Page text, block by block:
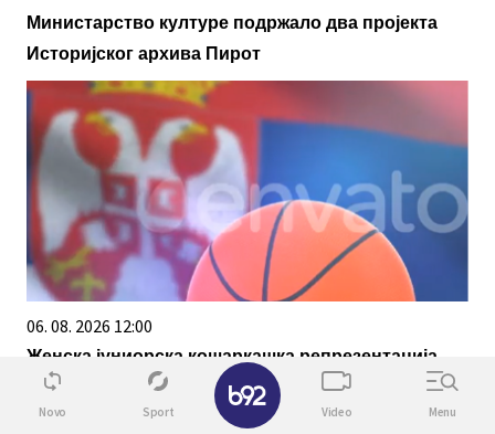
Министарство културе подржало два пројекта
Историјског архива Пирот
06. 08. 2026 12:00
Женска јуниорска кошаркашка репрезентација
Србије у четвртфиналу Европског првенства
Novo Sport Video Menu
✕